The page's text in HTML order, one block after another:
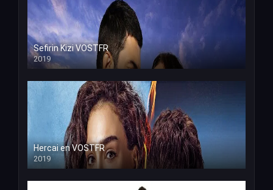
Sefirin Kizi VOSTFR
2019
Hercai en VOSTFR
2019